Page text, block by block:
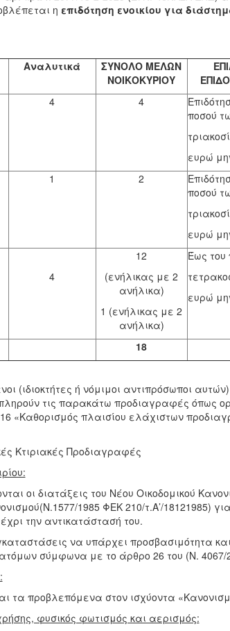
η επιδότηση ενοικίου για
Αναλυτικά
ΣΥΝΟΛΟ ΜΕΛΩΝ
ΝΟΙΚΟΚΥΡΙΟΥ
4 4
ποσού
ευρώ
1 2
ποσού
ευρώ
4
12
(ενήλικας με 2
ανήλικα)
1 (ενήλικας με 2
ανήλικα)
Έως του
ευρώ
18
(ιδιοκτήτες ή νόμιμοι αντιπρόσωποι
τις παρακάτω προδιαγραφές όπως
«Καθορισμός πλαισίου ελάχιστων
Κτιριακές Προδιαγραφές
οι διατάξεις του Νέου Οικοδομικού
1985 ΦΕΚ 210/τ.Α’/18121985)
την αντικατάστασή του.
να υπάρχει προσβασιμότητα
σύμφωνα με το άρθρο 26 του (Ν. 4067/
τα προβλεπόμενα στον ισχύοντα
φυσικός φωτισμός και αερισμός: